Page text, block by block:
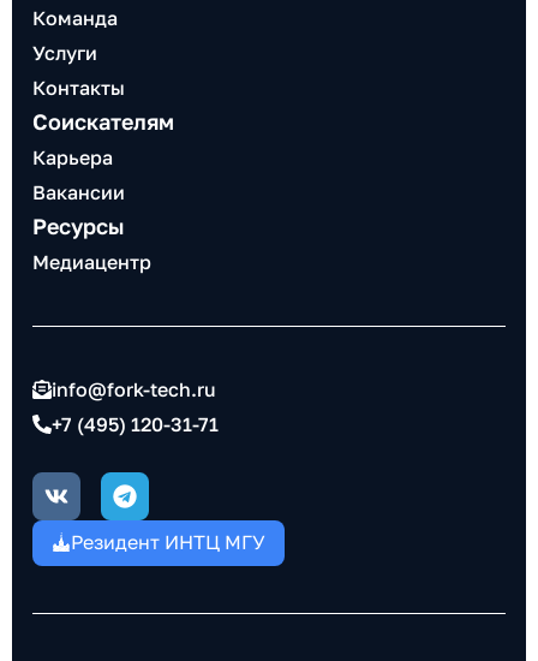
Команда
Услуги
Контакты
Соискателям
Карьера
Вакансии
Ресурсы
Медиацентр
info@fork-tech.ru
+7 (495) 120-31-71
V
k
T
e
l
e
Резидент ИНТЦ МГУ